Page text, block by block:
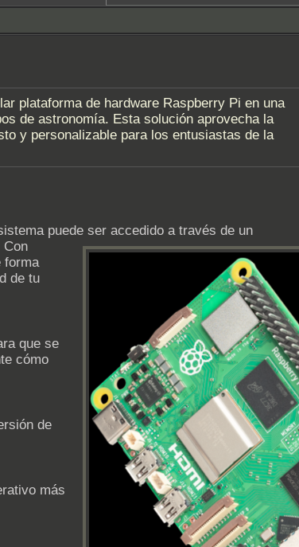
plataforma de hardware Raspberry Pi en una
de astronomía. Esta solución aprovecha la
y personalizable para los entusiastas de la
puede ser accedido a través de un
Con
forma
de tu
que se
cómo
de
más